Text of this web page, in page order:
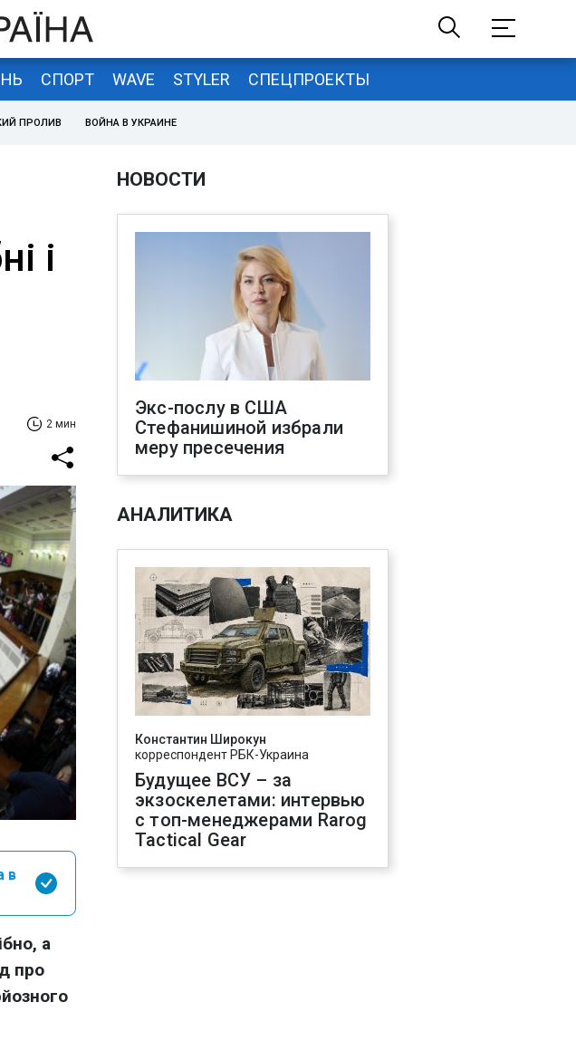
СПОРТ WAVE STYLER СПЕЦПРОЕКТЫ
ПРОЛИВ ВОЙНА В УКРАИНЕ
і
2 мин
в
а
про
НОВОСТИ
Экс-послу в США
Стефанишиной избрали
меру пресечения
АНАЛИТИКА
Константин Широкун
корреспондент РБК-Украина
Будущее ВСУ – за
экзоскелетами: интервью
с топ-менеджерами Rarog
Tactical Gear